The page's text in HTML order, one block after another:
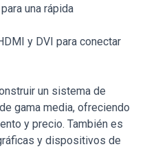
una rápida
y DVI para conectar
un sistema de
gama media, ofreciendo
y precio. También es
y dispositivos de